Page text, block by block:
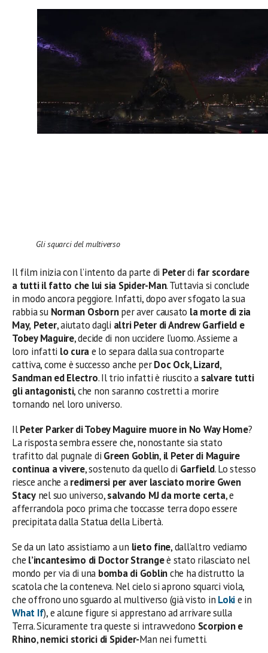
Gli squarci del multiverso
Il film inizia con l’intento da parte di Peterdi far scordare
a tutti il fatto che lui sia Spider-Man. Tuttavia si conclude
in modo ancora peggiore. Infatti, dopo aver sfogato la sua
rabbia su Norman Osbornper aver causato la morte di zia
May, Peter, aiutato dagli altri Peter di Andrew Garfield e
Tobey Maguire, decide di non uccidere l’uomo. Assieme a
loro infatti lo curae lo separa dalla sua controparte
cattiva, come è successo anche perDoc Ock, Lizard,
Sandman ed Electro. Il trio infatti è riuscito a salvare tutti
gli antagonisti, che non saranno costretti a morire
tornando nel loro universo.
IlPeter Parker di Tobey Maguire muore in No Way Home?
La risposta sembra essere che, nonostante sia stato
trafitto dal pugnale di Green Goblin, il Peter di Maguire
continua a vivere, sostenuto da quello di Garfield. Lo stesso
riesce anche aredimersi per aver lasciato morire Gwen
Stacynel suo universo,salvando MJ da morte certa, e
afferrandola poco prima che toccasse terra dopo essere
precipitata dalla Statua della Libertà.
Se da un lato assistiamo a un lieto fine, dall’altro vediamo
che l’incantesimo di Doctor Strangeè stato rilasciato nel
mondo per via di una bomba di Goblinche ha distrutto la
scatola che la conteneva. Nel cielo si aprono squarci viola,
che offrono uno sguardo al multiverso (già visto in Lokie in
What If), e alcune figure si apprestano ad arrivare sulla
Terra. Sicuramente tra queste si intravvedono Scorpion e
Rhino,nemici storici di Spider-Man nei fumetti.